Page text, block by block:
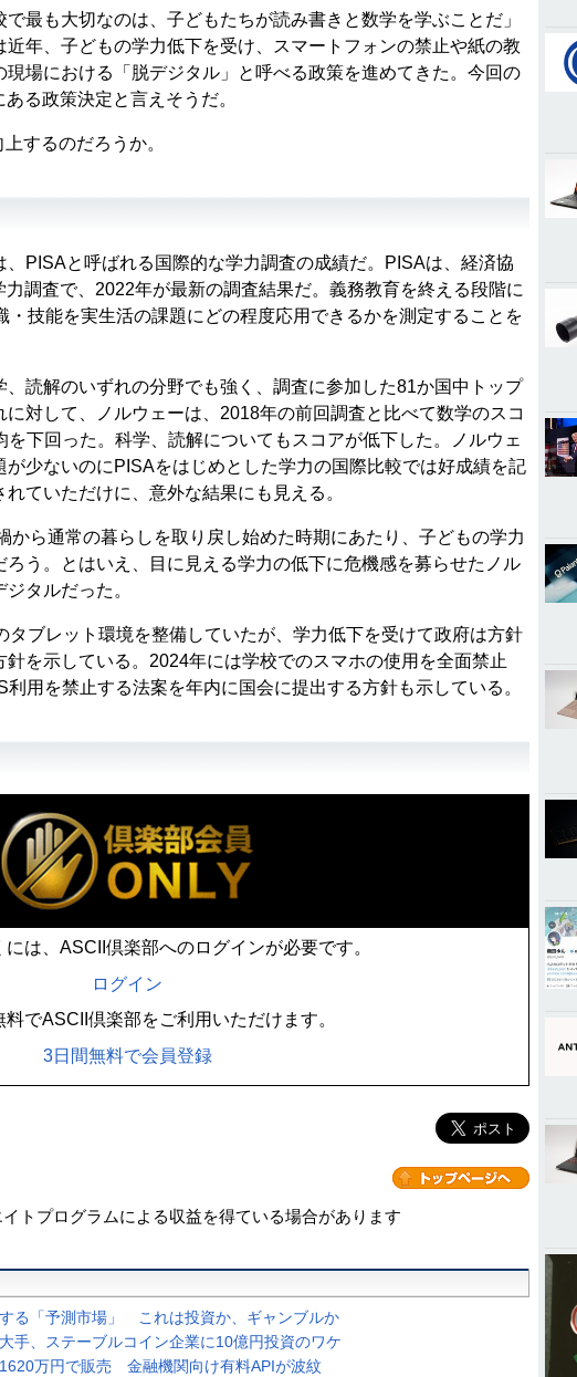
最も大切なのは、子どもたちが読み書きと数学を学ぶことだ」
年、子どもの学力低下を受け、スマートフォンの禁止や紙の教
場における「脱デジタル」と呼べる政策を進めてきた。今回の
る政策決定と言えそうだ。
するのだろうか。
PISAと呼ばれる国際的な学力調査の成績だ。PISAは、経済協
調査で、2022年が最新の調査結果だ。義務教育を終える段階に
・技能を実生活の課題にどの程度応用できるかを測定することを
読解のいずれの分野でも強く、調査に参加した81か国中トップ
対して、ノルウェーは、2018年の前回調査と比べて数学のスコ
下回った。科学、読解についてもスコアが低下した。ノルウェ
少ないのにPISAをはじめとした学力の国際比較では好成績を記
ていただけに、意外な結果にも見える。
ら通常の暮らしを取り戻し始めた時期にあたり、子どもの学力
う。とはいえ、目に見える学力の低下に危機感を募らせたノル
タルだった。
ブレット環境を整備していたが、学力低下を受けて政府は方針
を示している。2024年には学校でのスマホの使用を全面禁止
用を禁止する法案を年内に国会に提出する方針も示している。
は、ASCII倶楽部へのログインが必要です。
ログイン
料でASCII倶楽部をご利用いただけます。
3日間無料で会員登録
トプログラムによる収益を得ている場合があります
る「予測市場」 これは投資か、ギャンブルか
手、ステーブルコイン企業に10億円投資のワケ
1620万円で販売 金融機関向け有料APIが波紋